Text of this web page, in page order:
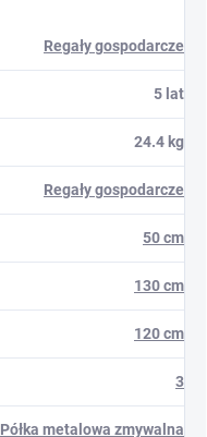
Regały gospodarcze
5 lat
24.4 kg
Regały gospodarcze
50 cm
130 cm
120 cm
3
Półka metalowa zmywalna